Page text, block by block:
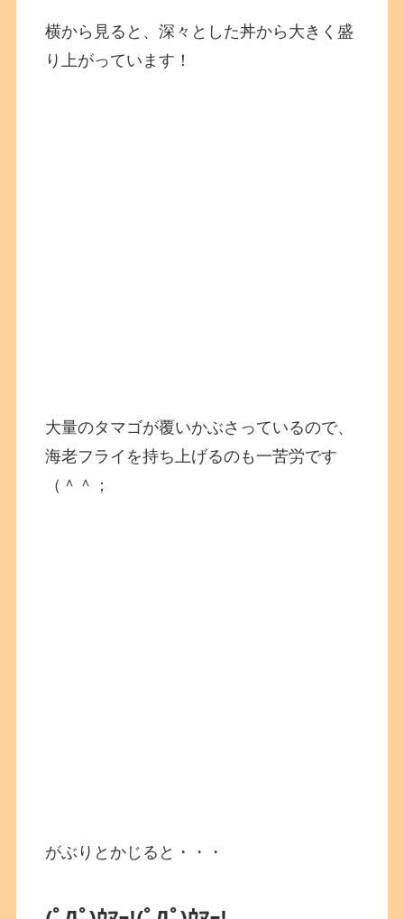
横から見ると、深々とした丼から大きく盛
り上がっています！
大量のタマゴが覆いかぶさっているので、
海老フライを持ち上げるのも一苦労です
（＾＾；
がぶりとかじると・・・